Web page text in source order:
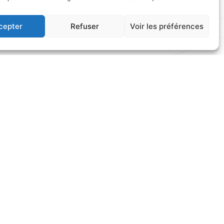
Refuser Voir les préférences